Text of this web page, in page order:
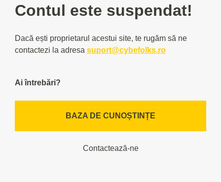
Contul este suspendat!
Dacă ești proprietarul acestui site, te rugăm să ne
contactezi la adresa suport@cybefolks.ro
Ai întrebări?
BAZA DE CUNOȘTINȚE
Contactează-ne